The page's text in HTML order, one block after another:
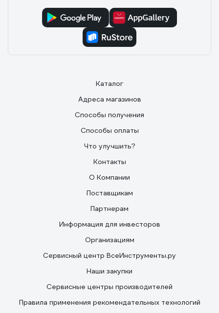
Каталог
Адреса магазинов
Способы получения
Способы оплаты
Что улучшить?
Контакты
О Компании
Поставщикам
Партнерам
Информация для инвесторов
Организациям
Сервисный центр ВсеИнструменты.ру
Наши закупки
Сервисные центры производителей
Правила применения рекомендательных технологий